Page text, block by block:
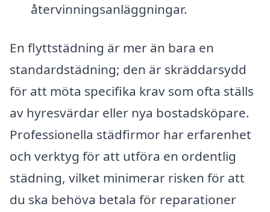
återvinningsanläggningar.
En flyttstädning är mer än bara en
standardstädning; den är skräddarsydd
för att möta specifika krav som ofta ställs
av hyresvärdar eller nya bostadsköpare.
Professionella städfirmor har erfarenhet
och verktyg för att utföra en ordentlig
städning, vilket minimerar risken för att
du ska behöva betala för reparationer